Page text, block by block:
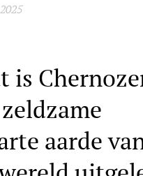
is
aarde